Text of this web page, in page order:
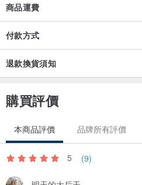
商品運費
付款方式
退款換貨須知
購買評價
本商品評價 品牌所有評價
5 (9)